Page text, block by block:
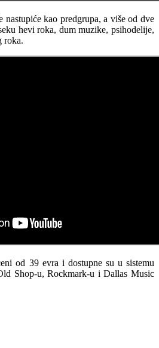
nastupiće kao predgrupa, a više od dve
hevi roka, dum muzike, psihodelije,
roka.
od 39 evra i dostupne su u sistemu
Shop-u, Rockmark-u i Dallas Music